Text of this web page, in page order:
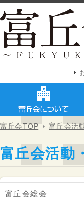
富丘会TOP 富丘会活
富丘会活動
富丘会総会